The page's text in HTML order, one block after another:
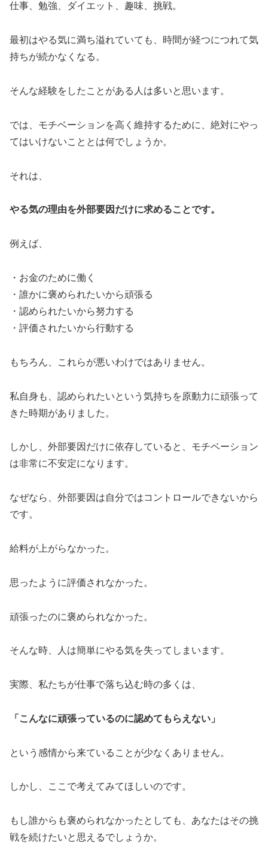
仕事、勉強、ダイエット、趣味、挑戦。
最初はやる気に満ち溢れていても、時間が経つにつれて気
持ちが続かなくなる。
そんな経験をしたことがある人は多いと思います。
では、モチベーションを高く維持するために、絶対にやっ
てはいけないこととは何でしょうか。
それは、
やる気の理由を外部要因だけに求めることです。
例えば、
・お金のために働く
・誰かに褒められたいから頑張る
・認められたいから努力する
・評価されたいから行動する
もちろん、これらが悪いわけではありません。
私自身も、認められたいという気持ちを原動力に頑張って
きた時期がありました。
しかし、外部要因だけに依存していると、モチベーション
は非常に不安定になります。
なぜなら、外部要因は自分ではコントロールできないから
です。
給料が上がらなかった。
思ったように評価されなかった。
頑張ったのに褒められなかった。
そんな時、人は簡単にやる気を失ってしまいます。
実際、私たちが仕事で落ち込む時の多くは、
「こんなに頑張っているのに認めてもらえない」
という感情から来ていることが少なくありません。
しかし、ここで考えてみてほしいのです。
もし誰からも褒められなかったとしても、あなたはその挑
戦を続けたいと思えるでしょうか。